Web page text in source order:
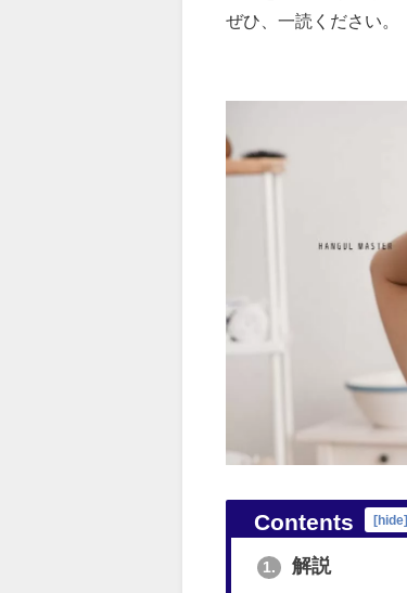
ぜひ、一読ください。
Contents [hide]
1. 解説